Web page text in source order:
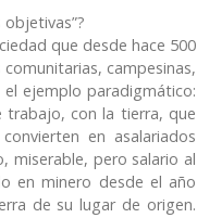
que desde hace 500
campesinas,
ejemplo paradigmático:
trabajo, con la tierra, que
en asalariados
miserable, pero salario al
en minero desde el año
de su lugar de origen.